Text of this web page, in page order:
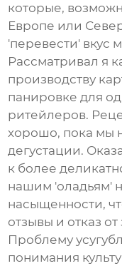
которые,
Европе или
'перевести' вкус
Рассматривал я
производству
панировке для
ритейлеров.
хорошо, пока мы
дегустации.
к более
нашим 'оладьям'
насыщенности,
отзывы и отказ от
Проблему
понимания